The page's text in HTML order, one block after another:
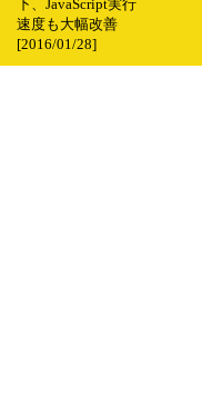
下、JavaScript実行
速度も大幅改善
[2016/01/28]